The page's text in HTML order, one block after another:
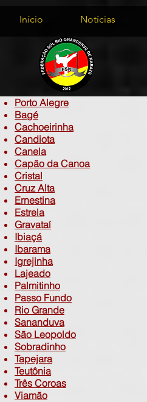
Porto Alegre
Bagé
Cachoeirinha
Candiota
Canela
Capão da Canoa
Cristal
Cruz Alta
Ernestina
Estrela
Gravataí
Ibiaçá
Ibarama
Igrejinha​
Lajeado
Palmitinho
Passo Fundo
Rio Grande
Sananduva
São Leopoldo
Sobradinho
Tapejara
Teutônia
Três Coroas
Viamão
Início Notícias